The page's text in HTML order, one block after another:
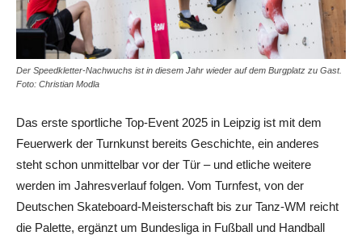
Der Speedkletter-Nachwuchs ist in diesem Jahr wieder auf dem Burgplatz zu Gast.
Foto: Christian Modla
Das erste sportliche Top-Event 2025 in Leipzig ist mit dem
Feuerwerk der Turnkunst bereits Geschichte, ein anderes
steht schon unmittelbar vor der Tür – und etliche weitere
werden im Jahresverlauf folgen. Vom Turnfest, von der
Deutschen Skateboard-Meisterschaft bis zur Tanz-WM reicht
die Palette, ergänzt um Bundesliga in Fußball und Handball